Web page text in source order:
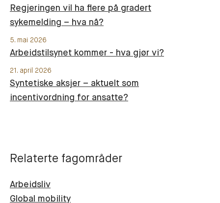
Regjeringen vil ha flere på gradert
sykemelding – hva nå?
5. mai 2026
Arbeidstilsynet kommer - hva gjør vi?
21. april 2026
Syntetiske aksjer – aktuelt som
incentivordning for ansatte?
Relaterte fagområder
Arbeidsliv
Global mobility